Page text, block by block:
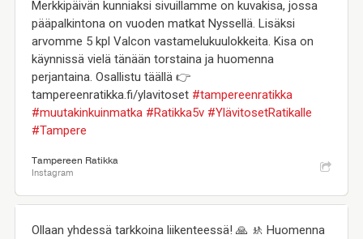
Merkkipäivän kunniaksi sivuillamme on kuvakisa, jossa
pääpalkintona on vuoden matkat Nyssellä. Lisäksi
arvomme 5 kpl Valcon vastamelukuulokkeita. Kisa on
käynnissä vielä tänään torstaina ja huomenna
perjantaina. Osallistu täällä 👉
tampereenratikka.fi/ylavitoset #tampereenratikka
#muutakinkuinmatka #Ratikka5v #YlävitosetRatikalle
#Tampere
Tampereen Ratikka
Instagram
Ollaan yhdessä tarkkoina liikenteessä! 🙏 🚸 Huomenna